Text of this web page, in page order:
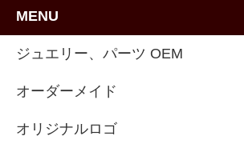
MENU
ジュエリー、パーツ OEM
オーダーメイド
オリジナルロゴ